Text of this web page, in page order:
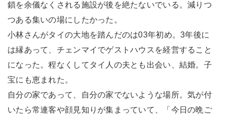
鎖を余儀なくされる施設が後を絶たないでいる。減りつ
つある集いの場にしたかった。
小林さんがタイの大地を踏んだのは03年初め。3年後に
は縁あって、チェンマイでゲストハウスを経営すること
になった。程なくしてタイ人の夫とも出会い、結婚。子
宝にも恵まれた。
自分の家であって、自分の家でないような場所。気が付
いたら常連客や顔見知りが集まっていて、「今日の晩ご